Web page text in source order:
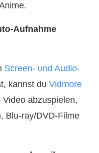
Aufnahme
Screen- und Audio-
kannst du Vidmore
abzuspielen,
Blu-ray/DVD-Filme